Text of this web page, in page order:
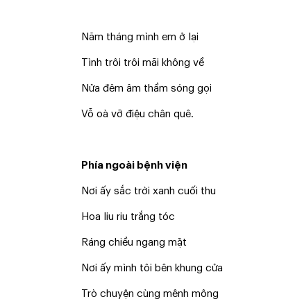
Năm tháng mình em ở lại
Tình trôi trôi mãi không về
Nửa đêm âm thầm sóng gọi
Vỗ oà vỡ điệu chân quê.
Phía ngoài bệnh viện
Nơi ấy sắc trời xanh cuối thu
Hoa liu riu trắng tóc
Ráng chiều ngang mặt
Nơi ấy mình tôi bên khung cửa
Trò chuyện cùng mênh mông